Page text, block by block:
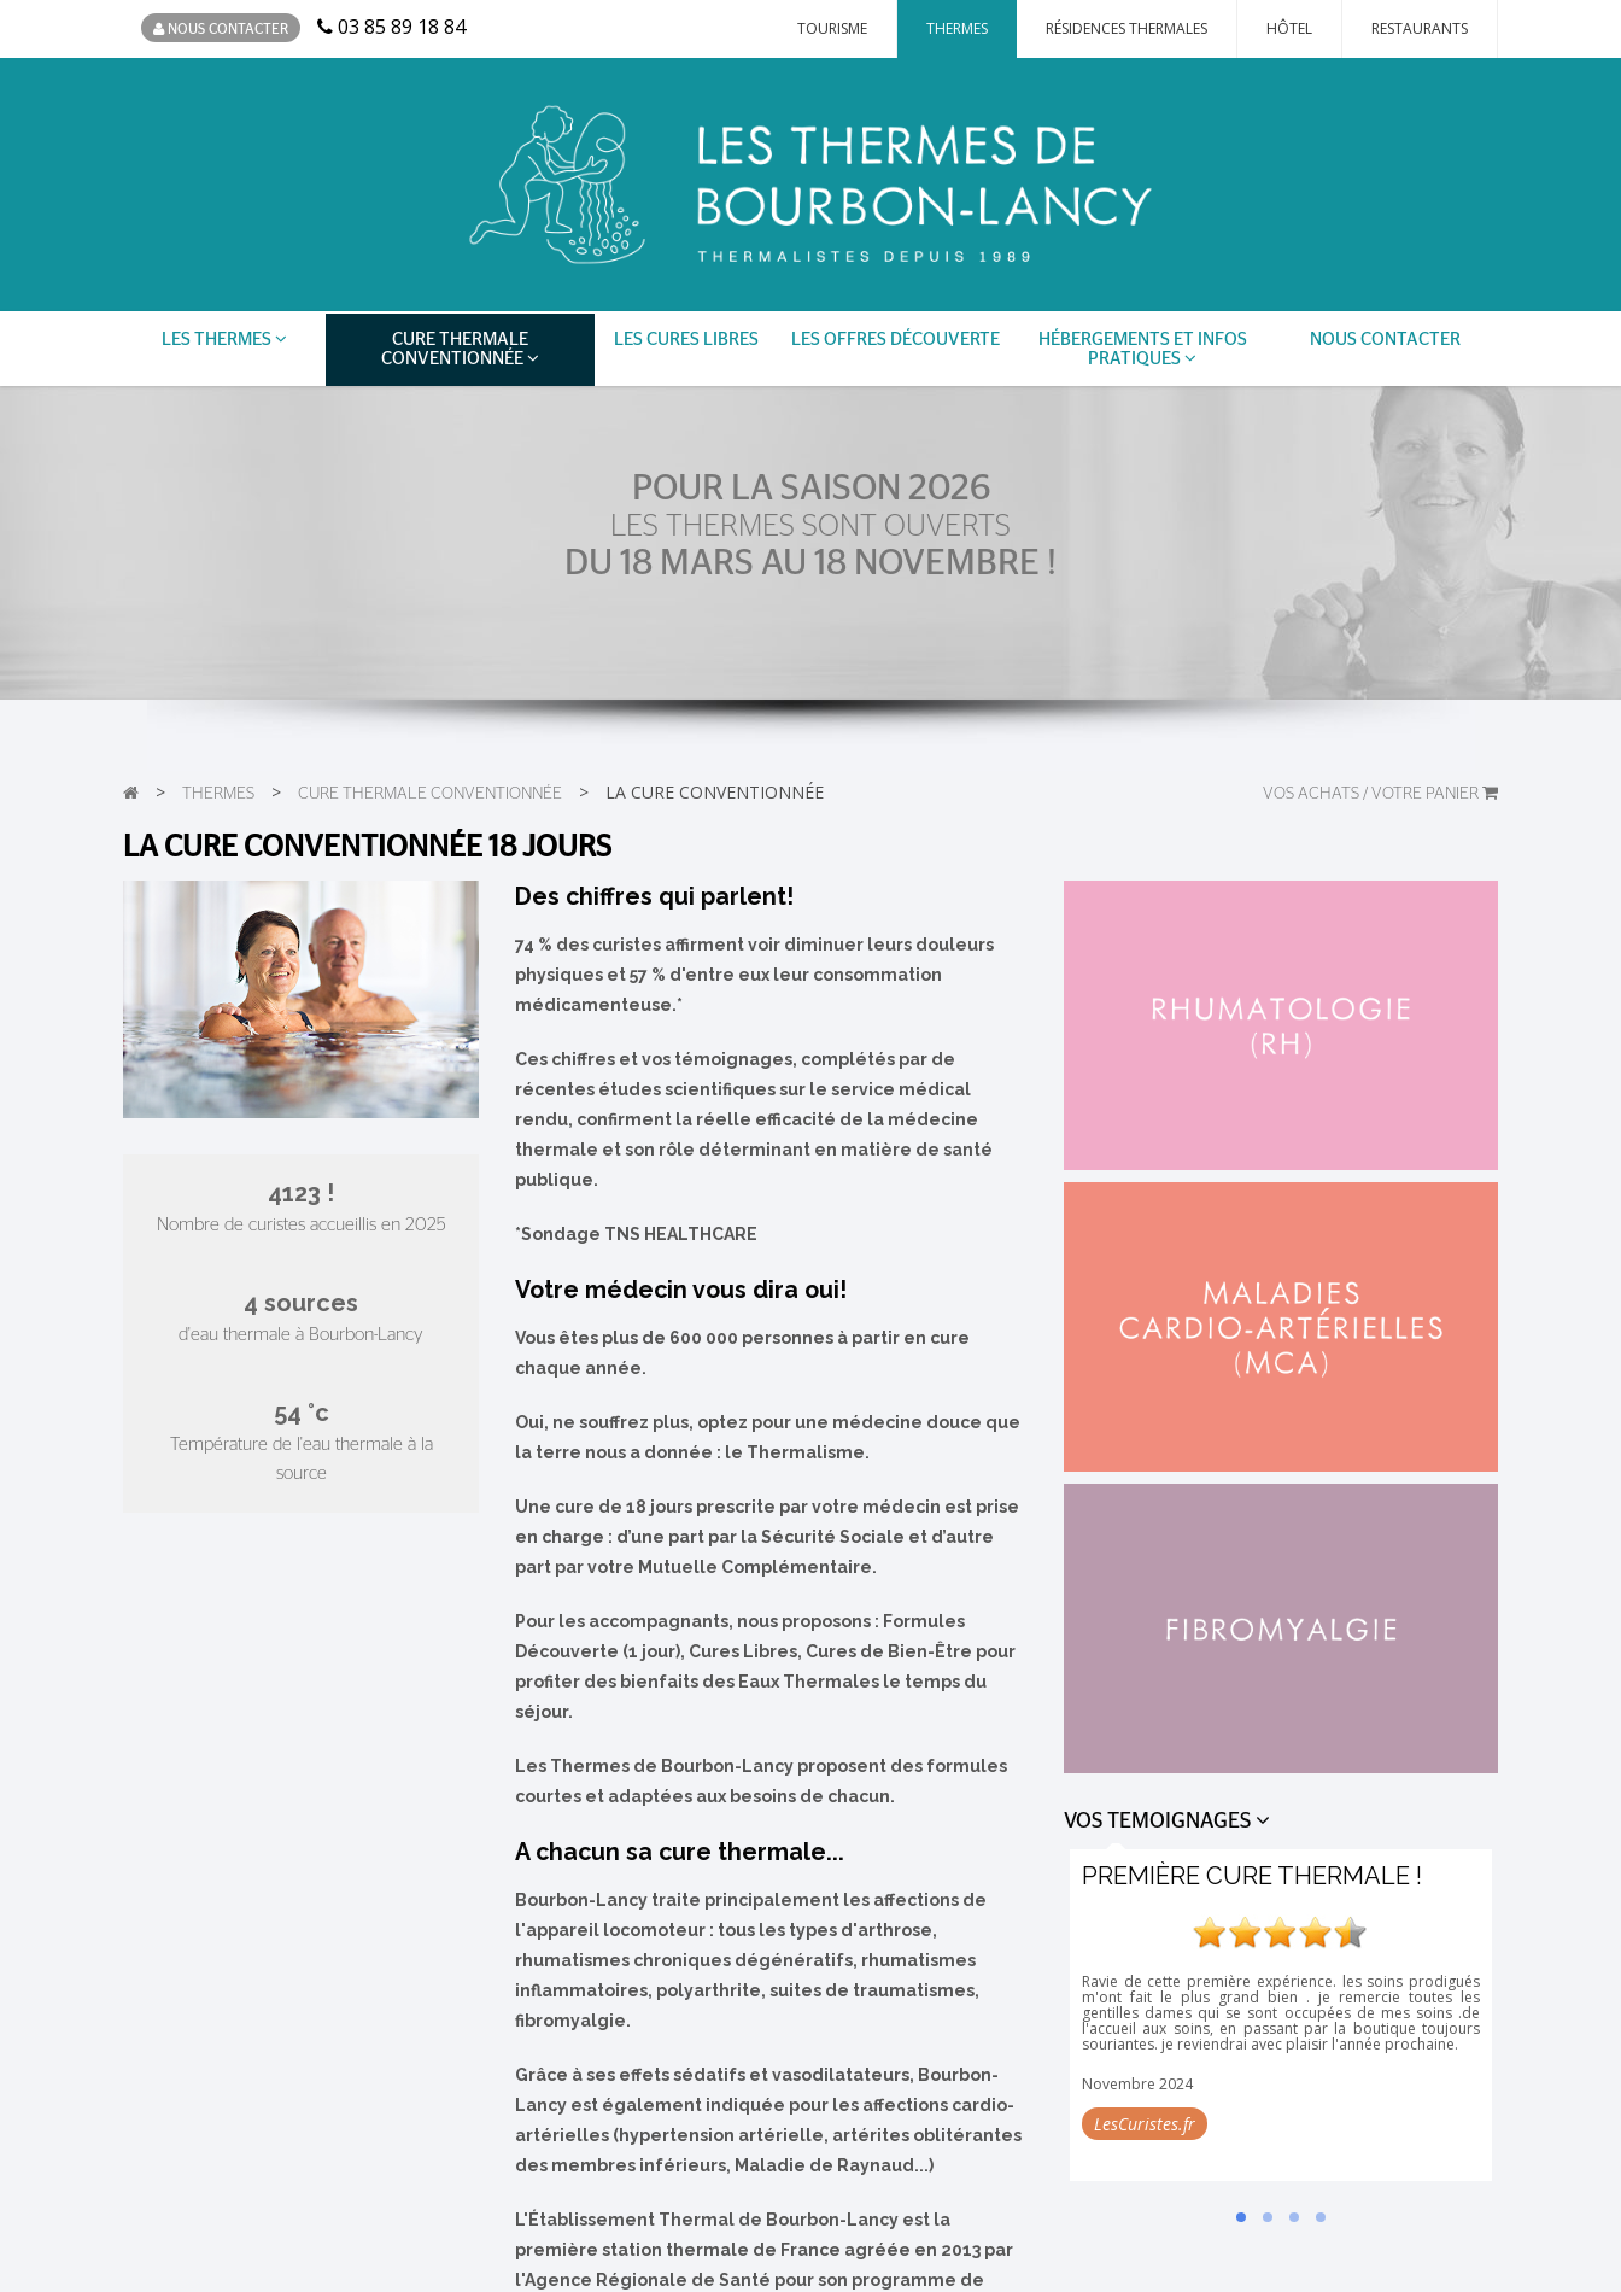
NOUS CONTACTER 03 85 89 18 84 TOURISME THERMES RÉSIDENCES THERMALES HÔTEL RESTAURANTS
LES THERMES
CURE THERMALE
CONVENTIONNÉE
LES CURES LIBRES LES OFFRES DÉCOUVERTE
HÉBERGEMENTS ET INFOS
PRATIQUES
NOUS CONTACTER
POUR LA SAISON 2026
LES THERMES SONT OUVERTS
DU 18 MARS AU 18 NOVEMBRE !
> THERMES > CURE THERMALE CONVENTIONNÉE > LA CURE CONVENTIONNÉE VOS ACHATS / VOTRE PANIER
LA CURE CONVENTIONNÉE 18 JOURS
4418 !
Nombre de curistes accueillis en 2025
4 sources
d'eau thermale à Bourbon-Lancy
58 °c
Température de l'eau thermale à la
source
Des chiffres qui parlent!
74 % des curistes affirment voir diminuer leurs douleurs
physiques et 57 % d'entre eux leur consommation
médicamenteuse.*
Ces chiffres et vos témoignages, complétés par de
récentes études scientifiques sur le service médical
rendu, confirment la réelle efficacité de la médecine
thermale et son rôle déterminant en matière de santé
publique.
*Sondage TNS HEALTHCARE
Votre médecin vous dira oui!
Vous êtes plus de 600 000 personnes à partir en cure
chaque année.
Oui, ne souffrez plus, optez pour une médecine douce que
la terre nous a donnée : le Thermalisme.
Une cure de 18 jours prescrite par votre médecin est prise
en charge : d’une part par la Sécurité Sociale et d’autre
part par votre Mutuelle Complémentaire.
Pour les accompagnants, nous proposons : Formules
Découverte (1 jour), Cures Libres, Cures de Bien-Être pour
profiter des bienfaits des Eaux Thermales le temps du
séjour.
Les Thermes de Bourbon-Lancy proposent des formules
courtes et adaptées aux besoins de chacun.
A chacun sa cure thermale...
Bourbon-Lancy traite principalement les affections de
l'appareil locomoteur : tous les types d'arthrose,
rhumatismes chroniques dégénératifs, rhumatismes
inflammatoires, polyarthrite, suites de traumatismes,
fibromyalgie.
Grâce à ses effets sédatifs et vasodilatateurs, Bourbon-
Lancy est également indiquée pour les affections cardio-
artérielles (hypertension artérielle, artérites oblitérantes
des membres inférieurs, Maladie de Raynaud...)
L'Établissement Thermal de Bourbon-Lancy est la
première station thermale de France agréée en 2013 par
l'Agence Régionale de Santé pour son programme de
VOS TEMOIGNAGES
PREMIÈRE CURE THERMALE !
Ravie de cette première expérience. les soins prodigués
m'ont fait le plus grand bien . je remercie toutes les
gentilles dames qui se sont occupées de mes soins .de
l'accueil aux soins, en passant par la boutique toujours
souriantes. je reviendrai avec plaisir l'année prochaine.
Novembre 2024
LesCuristes.fr